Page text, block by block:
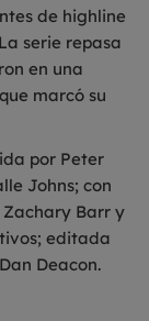
de highline
serie repasa
en una
marcó su
por Peter
Johns; con
Zachary Barr y
editada
Deacon.